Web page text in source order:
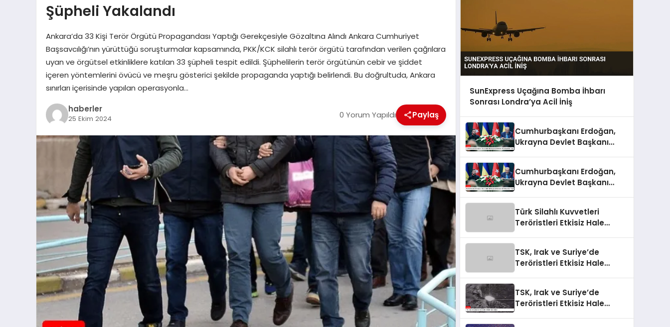
Şüpheli Yakalandı
Ankara’da 33 Kişi Terör Örgütü Propagandası Yaptığı Gerekçesiyle Gözaltına Alındı Ankara Cumhuriyet
Başsavcılığı’nın yürüttüğü soruşturmalar kapsamında, PKK/KCK silahlı terör örgütü tarafından verilen çağrılara
uyan ve örgütsel etkinliklere katılan 33 şüpheli tespit edildi. Şüphelilerin terör örgütünün cebir ve şiddet
içeren yöntemlerini övücü ve meşru gösterici şekilde propaganda yaptığı belirlendi. Bu doğrultuda, Ankara
sınırları içerisinde yapılan operasyonla…
haberler
25 Ekim 2024 0 Yorum Yapıldı Paylaş
SunExpress Uçağına Bomba İhbarı
Sonrası Londra’ya Acil İniş
Cumhurbaşkanı Erdoğan,
Ukrayna Devlet Başkanı
Cumhurbaşkanı Erdoğan,
Ukrayna Devlet Başkanı
Türk Silahlı Kuvvetleri
Teröristleri Etkisiz Hale
TSK, Irak ve Suriye’de
Teröristleri Etkisiz Hale
TSK, Irak ve Suriye’de
Teröristleri Etkisiz Hale